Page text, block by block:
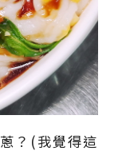
？(我覺得這